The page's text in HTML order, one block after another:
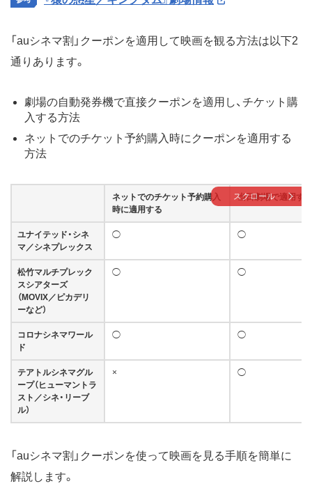
「auシネマ割」クーポンを適用して映画を観る方法は以下2
通りあります。
劇場の自動発券機で直接クーポンを適用し、チケット購
入する方法
ネットでのチケット予約購入時にクーポンを適用する
方法
ネットでのチケット予約購入
時に適用する
当日劇場で適用する
ユナイテッド・シネ
マ／シネプレックス
◯ ◯
松竹マルチプレック
スシアターズ
（MOVIX／ピカデリ
ーなど）
◯ ◯
コロナシネマワール
ド
◯ ◯
テアトルシネマグル
ープ（ヒューマントラ
スト／シネ・リーブ
ル）
× ◯
スクロール
「auシネマ割」クーポンを使って映画を見る手順を簡単に
解説します。